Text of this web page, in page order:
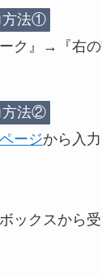
方法①
ーク』→『右
方法②
ージから入
ックスから受